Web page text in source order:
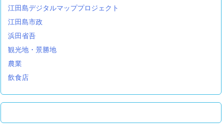
江田島デジタルマッププロジェクト
江田島市政
浜田省吾
観光地・景勝地
農業
飲食店